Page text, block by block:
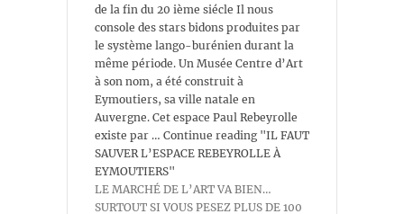
de la fin du 20 ième siécle Il nous
console des stars bidons produites par
le système lango-burénien durant la
même période. Un Musée Centre d’Art
à son nom, a été construit à
Eymoutiers, sa ville natale en
Auvergne. Cet espace Paul Rebeyrolle
existe par … Continue reading "IL FAUT
SAUVER L’ESPACE REBEYROLLE À
EYMOUTIERS"
LE MARCHÉ DE L’ART VA BIEN…
SURTOUT SI VOUS PESEZ PLUS DE 100